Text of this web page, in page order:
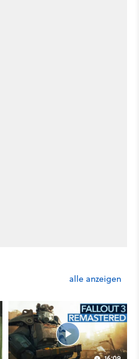
alle anzeigen